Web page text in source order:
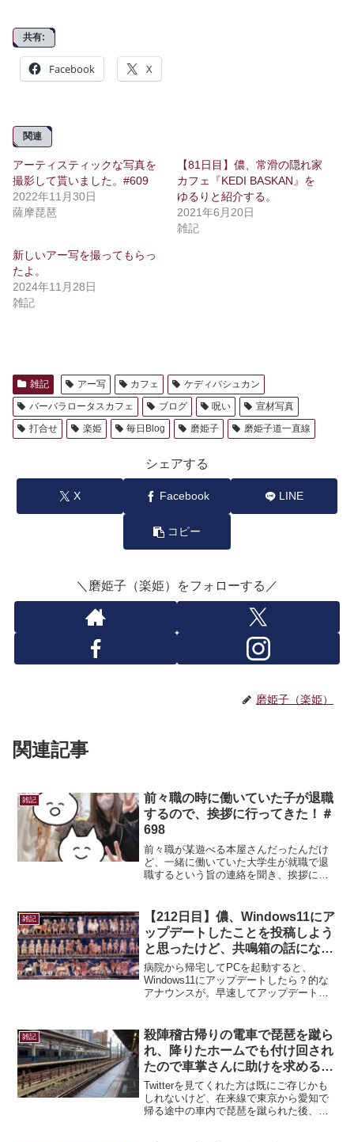
共有:
Facebook X
関連
アーティスティックな写真を
撮影して貰いました。#609
2022年11月30日
薩摩琵琶
【81日目】儂、常滑の隠れ家
カフェ『KEDI BASKAN』を
ゆるりと紹介する。
2021年6月20日
雑記
新しいアー写を撮ってもらっ
たよ。
2024年11月28日
雑記
雑記 アー写 カフェ
ケディバシュカン
バーバラロータスカフェ
ブログ 呪い
宣材写真
打合せ
楽姫 毎日Blog 磨姫子 磨姫子道一直線
シェアする
X Facebook LINE
コピー
＼磨姫子（楽姫）をフォローする／
磨姫子（楽姫）
関連記事
雑記
前々職の時に働いていた子が退職
するので、挨拶に行ってきた！＃
698
前々職が某遊べる本屋さんだったんだけ
ど、一緒に働いていた大学生が就職で退
職するという旨の連絡を聞き、挨拶に行
り、管理職がお祓いグッズやお札を経費
で買ってきたくらい大変だっ...
雑記
【212日目】儂、Windows11にア
ップデートしたことを投稿しよう
と思ったけど、共鳴箱の話にな
る。
病院から帰宅してPCを起動すると、
Windows11にアップデートしたら？的な
アナウンスが。早速してアップデートし
らい？ｗあとタスクバーが中央表示にな
ったって、視覚的...
雑記
殺陣稽古帰りの電車で琵琶を蹴ら
れ、降りたホームでも付け回され
たので車掌さんに助けを求める。
#452
Twitterを見てくれた方は既にご存じかも
しれないけど、在来線で東京から愛知で
帰る途中の車内で琵琶を蹴られた後、ホ